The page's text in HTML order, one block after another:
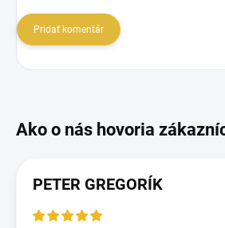
Pridať komentár
PETER GREGORÍK